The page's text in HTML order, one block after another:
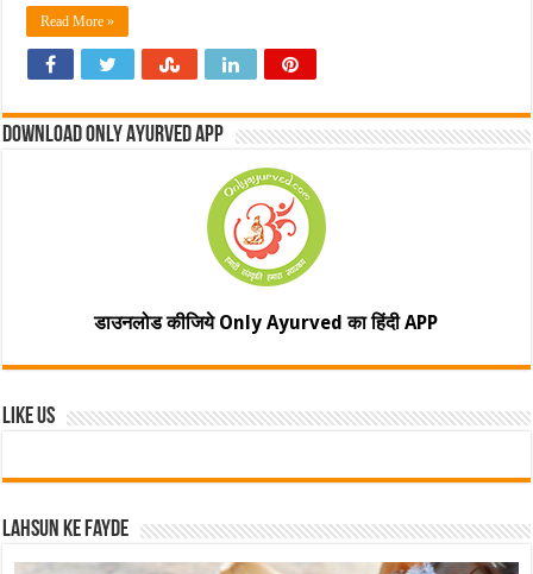
Read More »
Download Only Ayurved App
डाउनलोड कीजिये Only Ayurved का हिंदी APP
Like Us
Lahsun ke fayde